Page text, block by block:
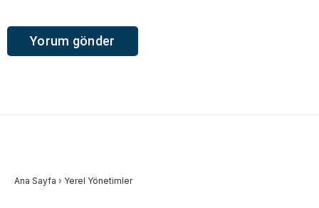
Ana Sayfa › Yerel Yönetimler